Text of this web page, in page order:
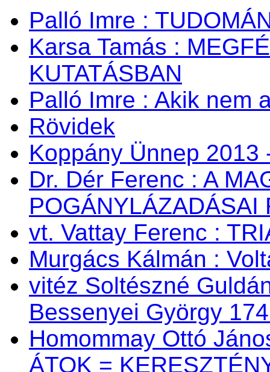
Palló Imre :
Karsa Tamás :
KUTATÁSBAN
Palló Imre : Akik nem
Rövidek
Koppány Ünnep
Dr. Dér Ferenc : A
POGÁNYLÁZADÁSAI
vt. Vattay Ferenc :
Murgács Kálmán :
vitéz Soltészné
Bessenyei György
Homommay Ottó
ÁTOK =